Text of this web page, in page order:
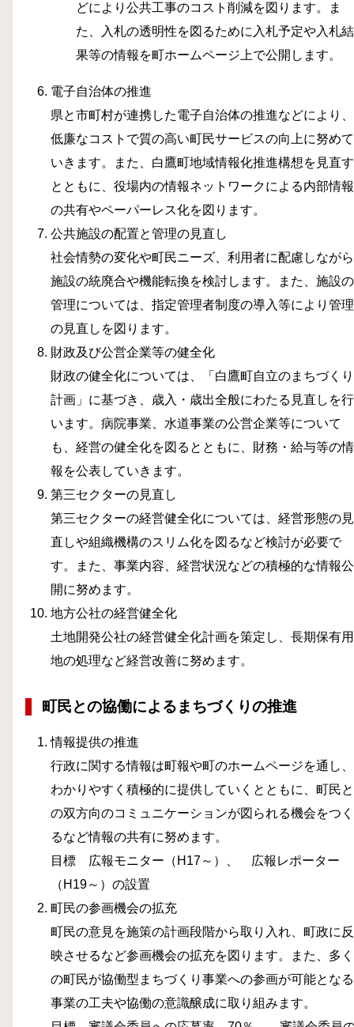
どにより公共工事のコスト削減を図ります。ま
た、入札の透明性を図るために入札予定や入札結
果等の情報を町ホームページ上で公開します。
電子自治体の推進
県と市町村が連携した電子自治体の推進などにより、
低廉なコストで質の高い町民サービスの向上に努めて
いきます。また、白鷹町地域情報化推進構想を見直す
とともに、役場内の情報ネットワークによる内部情報
の共有やペーパーレス化を図ります。
公共施設の配置と管理の見直し
社会情勢の変化や町民ニーズ、利用者に配慮しながら
施設の統廃合や機能転換を検討します。また、施設の
管理については、指定管理者制度の導入等により管理
の見直しを図ります。
財政及び公営企業等の健全化
財政の健全化については、「白鷹町自立のまちづくり
計画」に基づき、歳入・歳出全般にわたる見直しを行
います。病院事業、水道事業の公営企業等について
も、経営の健全化を図るとともに、財務・給与等の情
報を公表していきます。
第三セクターの見直し
第三セクターの経営健全化については、経営形態の見
直しや組織機構のスリム化を図るなど検討が必要で
す。また、事業内容、経営状況などの積極的な情報公
開に努めます。
地方公社の経営健全化
土地開発公社の経営健全化計画を策定し、長期保有用
地の処理など経営改善に努めます。
町民との協働によるまちづくりの推進
情報提供の推進
行政に関する情報は町報や町のホームページを通し、
わかりやすく積極的に提供していくとともに、町民と
の双方向のコミュニケーションが図られる機会をつく
るなど情報の共有に努めます。
目標 広報モニター（H17～）、 広報レポーター
（H19～）の設置
町民の参画機会の拡充
町民の意見を施策の計画段階から取り入れ、町政に反
映させるなど参画機会の拡充を図ります。また、多く
の町民が協働型まちづくり事業への参画が可能となる
事業の工夫や協働の意識醸成に取り組みます。